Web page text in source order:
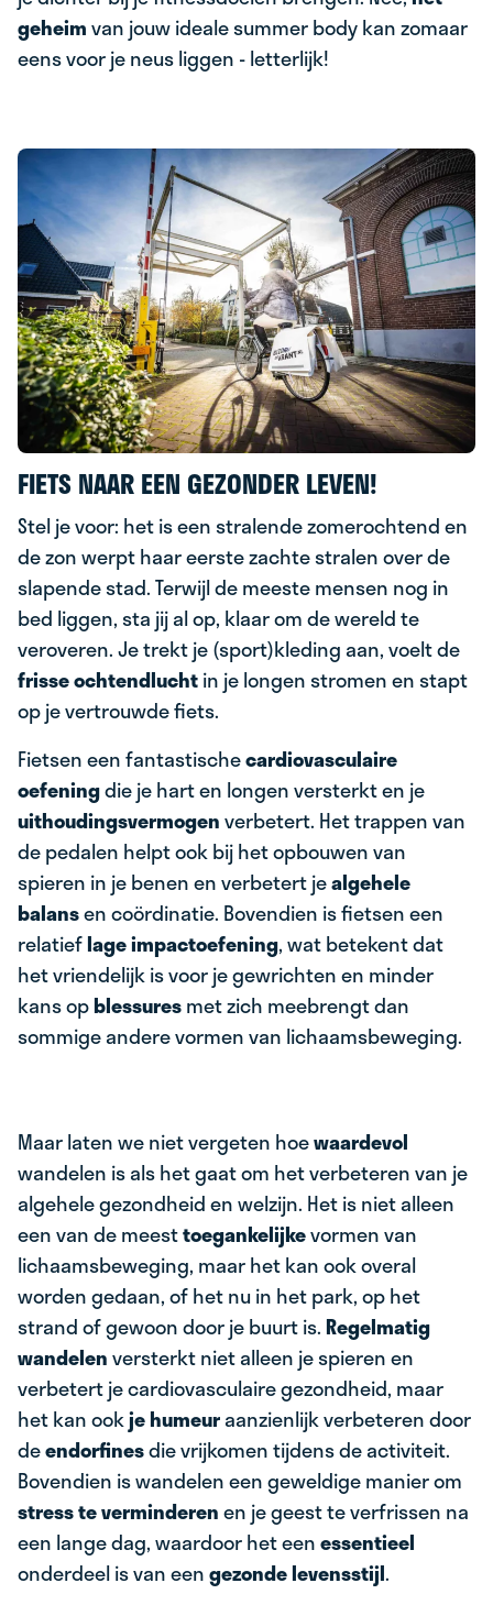
geheimvan jouw ideale summer body kan zomaar
eens voor je neus liggen - letterlijk!
FIETS NAAR EEN GEZONDER LEVEN!
Stel je voor: het is een stralende zomerochtend en
de zon werpt haar eerste zachte stralen over de
slapende stad. Terwijl de meeste mensen nog in
bed liggen, sta jij al op, klaar om de wereld te
veroveren. Je trekt je (sport)kleding aan, voelt de
frisse ochtendluchtin je longen stromen en stapt
op je vertrouwde fiets.
Fietsen een fantastischecardiovasculaire
oefeningdie je hart en longen versterkt en je
uithoudingsvermogenverbetert. Het trappen van
de pedalen helpt ook bij het opbouwen van
spieren in je benen en verbetert jealgehele
balansen coördinatie. Bovendien is fietsen een
relatieflage impactoefening, wat betekent dat
het vriendelijk is voor je gewrichten en minder
kans opblessuresmet zich meebrengt dan
sommige andere vormen van lichaamsbeweging.
Maar laten we niet vergeten hoewaardevol
wandelen is als het gaat om het verbeteren van je
algehele gezondheid en welzijn. Het is niet alleen
een van de meesttoegankelijkevormen van
lichaamsbeweging, maar het kan ook overal
worden gedaan, of het nu in het park, op het
strand of gewoon door je buurt is.Regelmatig
wandelenversterkt niet alleen je spieren en
verbetert je cardiovasculaire gezondheid, maar
het kan ookje humeuraanzienlijk verbeteren door
deendorfinesdie vrijkomen tijdens de activiteit.
Bovendien is wandelen een geweldige manier om
stress te verminderenen je geest te verfrissen na
een lange dag, waardoor het eenessentieel
onderdeel is van eengezonde levensstijl.